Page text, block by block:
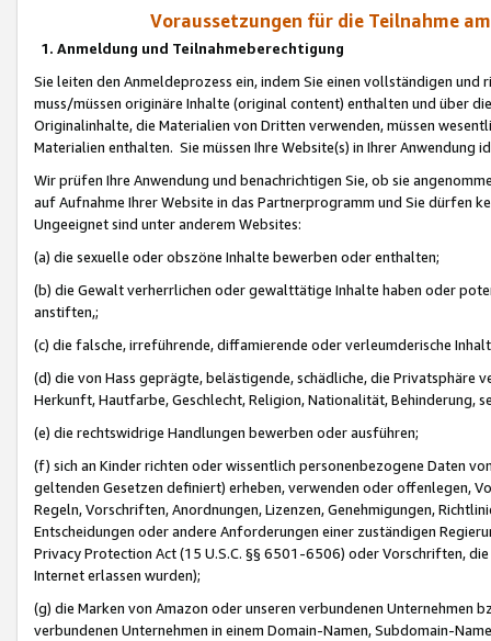
Voraussetzungen für die Teilnahme
1. Anmeldung und Teilnahmeberechtigung
Sie leiten den Anmeldeprozess ein, indem Sie einen vollständigen
muss/müssen originäre Inhalte (original content) enthalten und über
Originalinhalte, die Materialien von Dritten verwenden, müssen
Materialien enthalten. Sie müssen Ihre Website(s) in Ihrer Anwendung
Wir prüfen Ihre Anwendung und benachrichtigen Sie, ob sie
auf Aufnahme Ihrer Website in das Partnerprogramm und Sie dürfen
Ungeeignet sind unter anderem Websites:
(a) die sexuelle oder obszöne Inhalte bewerben oder enthalten;
(b) die Gewalt verherrlichen oder gewalttätige Inhalte haben oder
anstiften,;
(c) die falsche, irreführende, diffamierende oder verleumderische
(d) die von Hass geprägte, belästigende, schädliche, die Privatsphäre
Herkunft, Hautfarbe, Geschlecht, Religion, Nationalität, Behinderung,
(e) die rechtswidrige Handlungen bewerben oder ausführen;
(f) sich an Kinder richten oder wissentlich personenbezogene Daten
geltenden Gesetzen definiert) erheben, verwenden oder offenlegen,
Regeln, Vorschriften, Anordnungen, Lizenzen, Genehmigungen,
Entscheidungen oder andere Anforderungen einer zuständigen
Privacy Protection Act (15 U.S.C. §§ 6501-6506) oder Vorschriften,
Internet erlassen wurden);
(g) die Marken von Amazon oder unseren verbundenen Unternehmen
verbundenen Unternehmen in einem Domain-Namen, Subdomain-